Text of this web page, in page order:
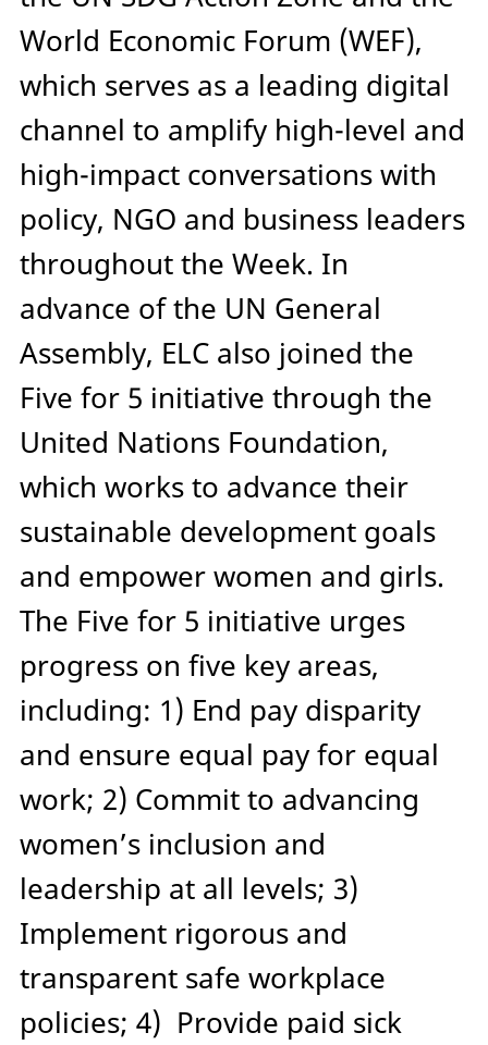
World Economic Forum (WEF),
which serves as a leading digital
channel to amplify high-level and
high-impact conversations with
policy, NGO and business leaders
throughout the Week. In
advance of the UN General
Assembly, ELC also joined the
Five for 5 initiative through the
United Nations Foundation,
which works to advance their
sustainable development goals
and empower women and girls.
The Five for 5 initiative urges
progress on five key areas,
including: 1) End pay disparity
and ensure equal pay for equal
work; 2) Commit to advancing
women’s inclusion and
leadership at all levels; 3)
Implement rigorous and
transparent safe workplace
policies; 4) Provide paid sick